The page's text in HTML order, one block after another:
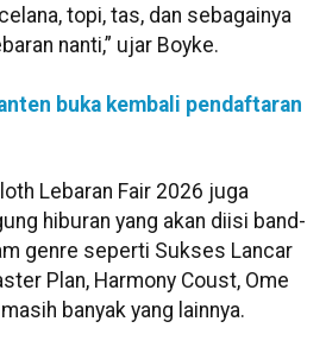
topi, tas, dan sebagainya
nanti,” ujar Boyke.
buka kembali pendaftaran
Lebaran Fair 2026 juga
hiburan yang akan diisi band-
genre seperti Sukses Lancar
Plan, Harmony Coust, Ome
banyak yang lainnya.